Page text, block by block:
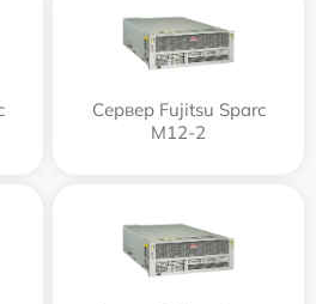
Сервер Fujitsu Sparc
M12-2